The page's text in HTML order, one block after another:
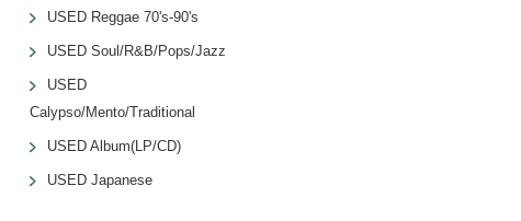
USED Reggae 70's-90's
USED Soul/R&B/Pops/Jazz
USED
Calypso/Mento/Traditional
USED Album(LP/CD)
USED Japanese